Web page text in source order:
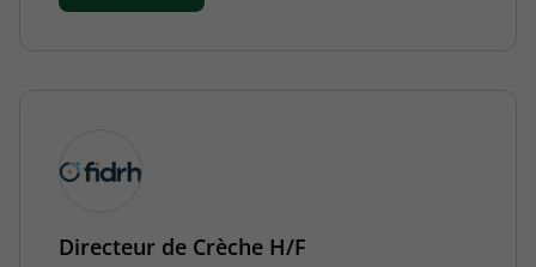
Directeur de Crèche H/F